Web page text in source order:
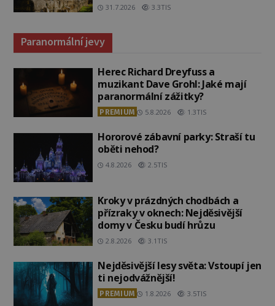
31.7.2026 3.3TIS
Paranormální jevy
Herec Richard Dreyfuss a
muzikant Dave Grohl: Jaké mají
paranormální zážitky?
PREMIUM 5.8.2026 1.3TIS
Hororové zábavní parky: Straší tu
oběti nehod?
4.8.2026 2.5TIS
Kroky v prázdných chodbách a
přízraky v oknech: Nejděsivější
domy v Česku budí hrůzu
2.8.2026 3.1TIS
Nejděsivější lesy světa: Vstoupí jen
ti nejodvážnější!
PREMIUM 1.8.2026 3.5TIS